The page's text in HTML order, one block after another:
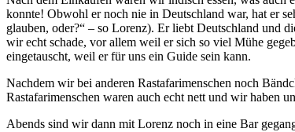
konnte! Obwohl er noch nie in Deutschland war, hat er
glauben, oder?“ – so Lorenz). Er liebt Deutschland und
wir echt schade, vor allem weil er sich so viel Mühe
eingetauscht, weil er für uns ein Guide sein kann.
Nachdem wir bei anderen Rastafarimenschen noch
Rastafarimenschen waren auch echt nett und wir haben
Abends sind wir dann mit Lorenz noch in eine Bar